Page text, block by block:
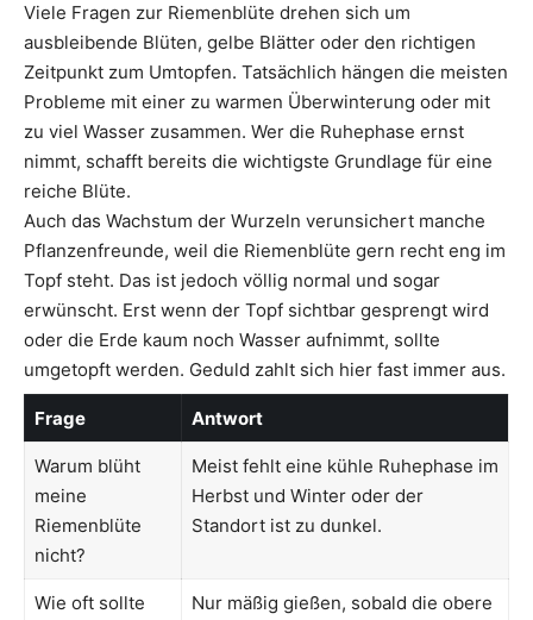
Viele Fragen zur Riemenblüte drehen sich um
ausbleibende Blüten, gelbe Blätter oder den richtigen
Zeitpunkt zum Umtopfen. Tatsächlich hängen die meisten
Probleme mit einer zu warmen Überwinterung oder mit
zu viel Wasser zusammen. Wer die Ruhephase ernst
nimmt, schafft bereits die wichtigste Grundlage für eine
reiche Blüte.
Auch das Wachstum der Wurzeln verunsichert manche
Pflanzenfreunde, weil die Riemenblüte gern recht eng im
Topf steht. Das ist jedoch völlig normal und sogar
erwünscht. Erst wenn der Topf sichtbar gesprengt wird
oder die Erde kaum noch Wasser aufnimmt, sollte
umgetopft werden. Geduld zahlt sich hier fast immer aus.
Frage Antwort
Warum blüht
meine
Riemenblüte
nicht?
Meist fehlt eine kühle Ruhephase im
Herbst und Winter oder der
Standort ist zu dunkel.
Wie oft sollte
Nur mäßig gießen, sobald die obere